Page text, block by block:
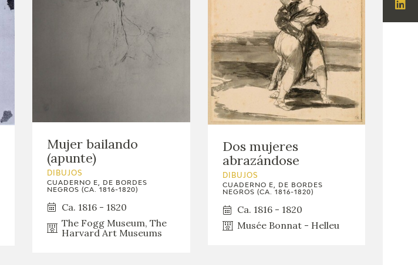
Mujer bailando
(apunte)
DIBUJOS
CUADERNO E, DE BORDES
NEGROS (CA. 1816-1820)
Ca. 1816 - 1820
The Fogg Museum, The
Harvard Art Museums
Dos mujeres
abrazándose
DIBUJOS
CUADERNO E, DE BORDES
NEGROS (CA. 1816-1820)
Ca. 1816 - 1820
Musée Bonnat - Helleu